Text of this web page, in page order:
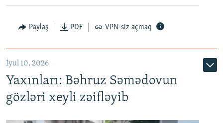
Paylaş PDF VPN-siz açmaq
İyul 10, 2026
Yaxınları: Bəhruz Səmədovun
gözləri xeyli zəifləyib